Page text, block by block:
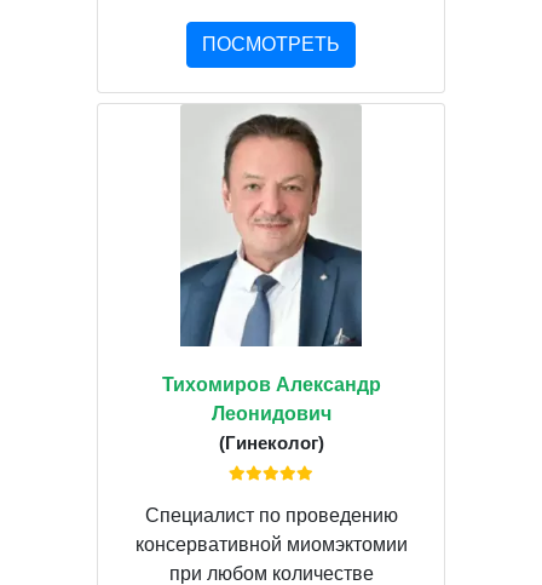
ПОСМОТРЕТЬ
Тихомиров Александр
Леонидович
(Гинеколог)
Специалист по проведению
консервативной миомэктомии
при любом количестве